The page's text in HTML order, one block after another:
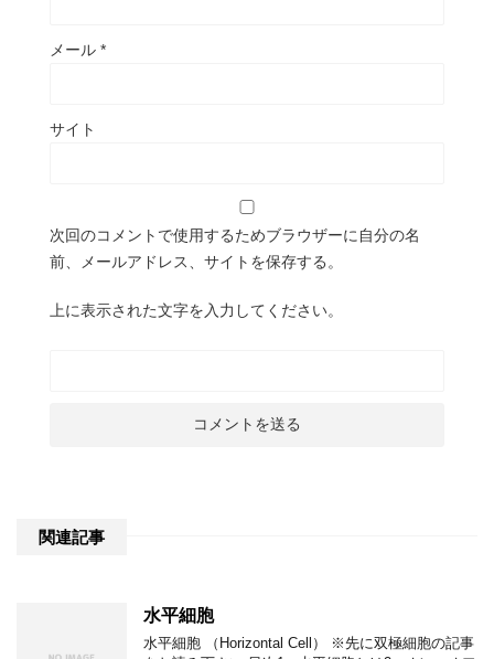
メール *
サイト
次回のコメントで使用するためブラウザーに自分の名
前、メールアドレス、サイトを保存する。
上に表示された文字を入力してください。
関連記事
水平細胞
水平細胞 （Horizontal Cell） ※先に双極細胞の記事